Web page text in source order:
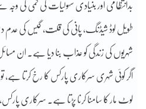
بدانتظامی اور بنیادی سہولیات کی کمی کی
طویل لوڈ شیڈنگ، پانی کی قلت، گیس کی عدم
شہریوں کی زندگی کو عذاب بنا دیا ہے۔ ان
اگر کوئی شہری سرکاری پارکس کا رخ کرتا ہے،
لوٹ مار کا سامنا کرنا پڑتا ہے۔ سرکاری